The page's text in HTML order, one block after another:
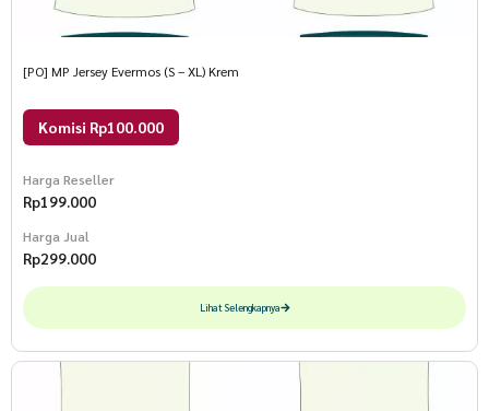
[PO] MP Jersey Evermos (S – XL) Krem
Komisi Rp100.000
Harga Reseller
Rp199.000
Harga Jual
Rp299.000
Lihat Selengkapnya